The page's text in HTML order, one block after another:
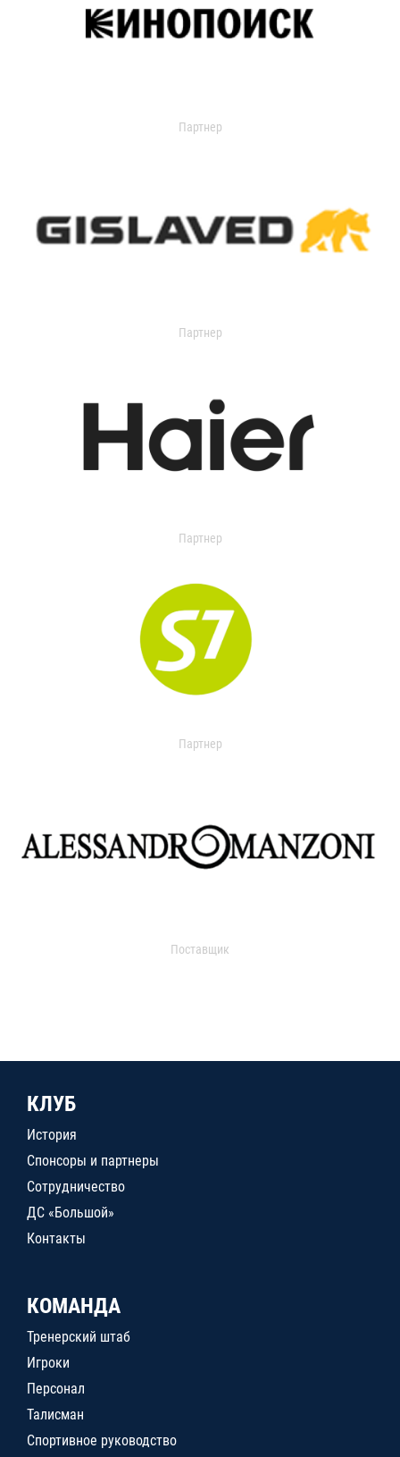
Партнер
Партнер
Партнер
Партнер
Поставщик
КЛУБ
История
Спонсоры и партнеры
Сотрудничество
ДС «Большой»
Контакты
КОМАНДА
Тренерский штаб
Игроки
Персонал
Талисман
Спортивное руководство